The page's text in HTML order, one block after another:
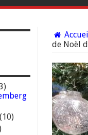
de Noël
(10)